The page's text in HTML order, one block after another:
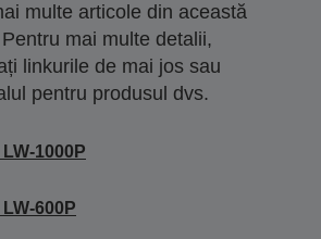
multe articole din această
mai multe detalii,
linkurile de mai jos sau
pentru produsul dvs.
1000P
600P